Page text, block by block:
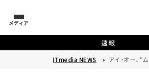
メディア
速報
ITmedia NEWS アイ・オー、“